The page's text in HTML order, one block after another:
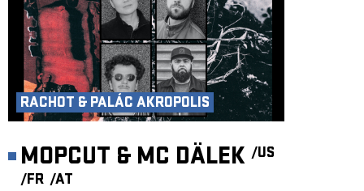
RACHOT & PALÁC AKROPOLIS
MOPCUT & MC DÄLEK /US
/FR /AT